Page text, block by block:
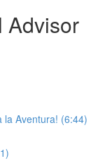
Advisor
la Aventura! (6:44)